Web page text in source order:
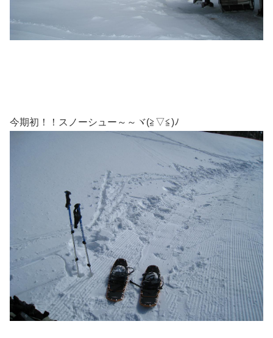
今期初！！スノーシュー～～ヾ(≧▽≦)ﾉ